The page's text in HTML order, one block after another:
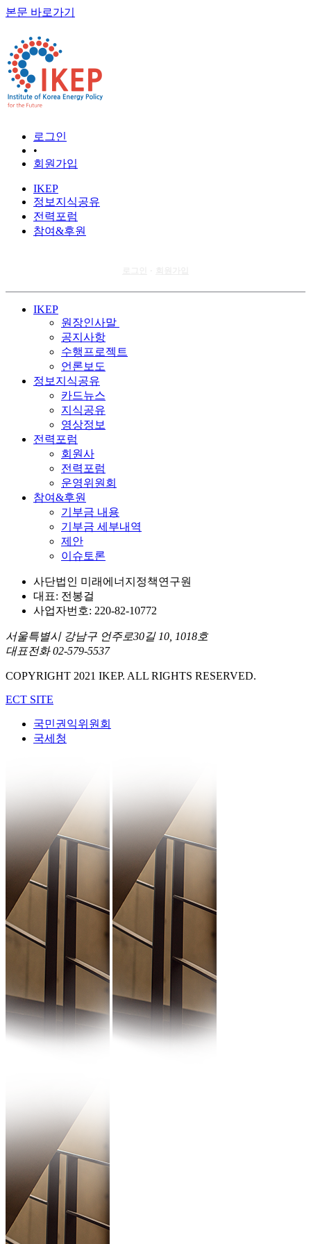
본문 바로가기
로그인
•
회원가입
IKEP
정보지식공유
전력포럼
참여&후원
IKEP
원장인사말
공지사항
수행프로젝트
언론보도
정보지식공유
카드뉴스
지식공유
영상정보
전력포럼
회원사
전력포럼
운영위원회
참여&후원
기부금 내용
기부금 세부내역
제안
이슈토론
사단법인 미래에너지정책연구원
대표: 전봉걸
사업자번호: 220-82-10772
서울특별시 강남구 언주로30길 10, 1018호
대표전화 02-579-5537
COPYRIGHT 2021 IKEP. ALL RIGHTS RESERVED.
ECT SITE
국민권익위원회
국세청